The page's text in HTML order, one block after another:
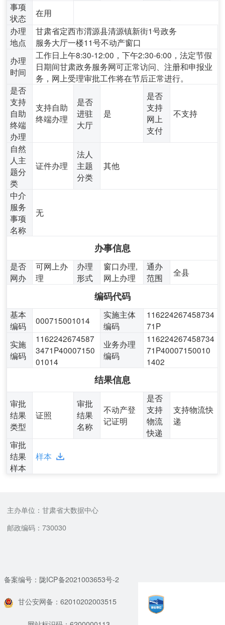
事项
状态
在用
办理
地点
甘肃省定西市渭源县清源镇新街1号政务
服务大厅一楼11号不动产窗口
办理
时间
工作日上午8:30-12:00，下午2:30-6:00，法定节假
日期间甘肃政务服务网可正常访问、注册和申报业
务，网上受理审批工作将在节后正常进行。
是否
支持
自助
终端
办理
支持自助
终端办理
是否
进驻
大厅
是
是否
支持
网上
支付
不支持
自然
人主
题分
类
证件办理
法人
主题
分类
其他
中介
服务
事项
名称
无
办事信息
是否
网办
可网上办
理
办理
形式
窗口办理,
网上办理
通办
范围
全县
编码代码
基本
编码
000715001014
实施主体
编码
116224267458734
71P
实施
编码
1162242674587
3471P40007150
01014
业务办理
编码
116224267458734
71P40007150010
1402
结果信息
审批
结果
类型
证照
审批
结果
名称
不动产登
记证明
是否
支持
物流
快递
支持物流快
递
审批
结果
样本
样本
主办单位：甘肃省大数据中心
邮政编码：730030
备案编号：陇ICP备2021003653号-2
甘公安网备：62010202003515